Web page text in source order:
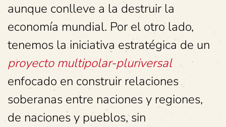
aunque conlleve a la destruir la
economía mundial. Por el otro lado,
tenemos la iniciativa estratégica de un
proyecto multipolar-pluriversal
enfocado en construir relaciones
soberanas entre naciones y regiones,
de naciones y pueblos, sin